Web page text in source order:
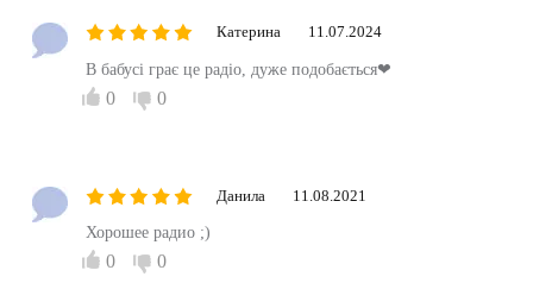
Катерина 11.07.2024
В бабусі грає це радіо, дуже подобається❤
0 0
Данила 11.08.2021
Хорошее радио ;)
0 0